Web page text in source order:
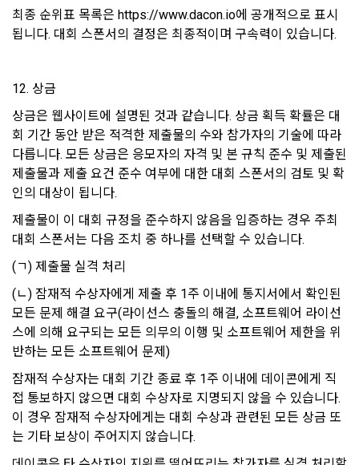
등의 반환에 필요한 비용은 “사이트”가 부담한다.
"회사"는 다음 각호에 해당하는 경우 서비스의 제공을 중지할 수
1. 설비의 보수 등 "회사"의 필요에 의해 사전에 "회원"들에게 통
지한 경우
2. 기간통신사업자가 전기통신서비스 제공을 중지하는 경우
3. 기타 불가항력적인 사유에 의해 서비스 제공이 객관적으로
제 18 조 (회원정보의 제공 및 광고의 게재)
보들을 전자우편이나 서신우편, SMS 등을 이용하여 제공할 수
있다.
2. "회사"는 제공하는 서비스와 관련되는 정보 또는 광고를 서비
스 화면, 홈페이지 등에 게재할 수 있다.
3. "회사"는 서비스상에 게재되어 있거나 본 서비스를 통한 광고
주의 판촉활동에 "회원"이 참여하거나 교신 또는 거래를 함으로
써 발생하는 모든 손실과 손해에 대해 책임을 지지 않는다.
4. "회원"은 개인 이메일 등으로의 상업적 광고에 대해 수신 동의
를 별도로 할 수 있다. 광고가 게재된 전자우편을 수신한 “회
확인을 거쳐, 다시 "사이트" 이용 의사표시를 한 경우에는 "사이
트" 이용이 가능합니다.
이 파기하고 있습니다. 단, 이용자에게 개인정보 보관기간에 대
해 별도의 동의를 얻은 경우, 또는 법령에서 일정 기간 정보보관
의무를 부과하는 경우에는 해당 기간 동안 개인정보를 안전하게
보관합니다.
부정가입 및 징계기록 등의 부정이용기록은 부정 가입 및 이용
방지를 위하여 수집 시점으로부터 2년간 보관하고 파기하고 있
회원탈퇴, 서비스 종료, 이용자에게 동의 받은 개인정보 보유기
간의 도래와 같이 개인정보의 수집 및 이용목적이 달성된 개인
정보는 재생이 불가능한 방법으로 파기하고 있습니다. 법령에서
보존의무를 부과한 정보에 대해서도 해당 기간 경과 후 지체없
이 재생이 불가능한 방법으로 파기합니다. 전자적 파일 형태의
경우 복구 및 재생이 되지 않도록 안전하게 삭제하며, 출력물 등
은 분쇄하거나 소각하는 방식 등으로 파기합니다.
“회사”는 ‘개인정보 유효기간제’에 따라 1년간 서비스를 이용하
최종 순위표 목록은 https://www.dacon.io에 공개적으로 표시
됩니다. 대회 스폰서의 결정은 최종적이며 구속력이 있습니다.
12. 상금
상금은 웹사이트에 설명된 것과 같습니다. 상금 획득 확률은 대
회 기간 동안 받은 적격한 제출물의 수와 참가자의 기술에 따라
다릅니다. 모든 상금은 응모자의 자격 및 본 규칙 준수 및 제출된
제출물과 제출 요건 준수 여부에 대한 대회 스폰서의 검토 및 확
인의 대상이 됩니다.
제출물이 이 대회 규정을 준수하지 않음을 입증하는 경우 주최
대회 스폰서는 다음 조치 중 하나를 선택할 수 있습니다.
(ㄱ) 제출물 실격 처리
(ㄴ) 잠재적 수상자에게 제출 후 1주 이내에 통지서에서 확인된
모든 문제 해결 요구(라이선스 충돌의 해결, 소프트웨어 라이선
스에 의해 요구되는 모든 의무의 이행 및 소프트웨어 제한을 위
반하는 모든 소프트웨어 문제)
잠재적 수상자는 대회 기간 종료 후 1주 이내에 데이콘에게 직
접 통보하지 않으면 대회 수상자로 지명되지 않을 수 있습니다.
이 경우 잠재적 수상자에게는 대회 수상과 관련된 모든 상금 또
는 기타 보상이 주어지지 않습니다.